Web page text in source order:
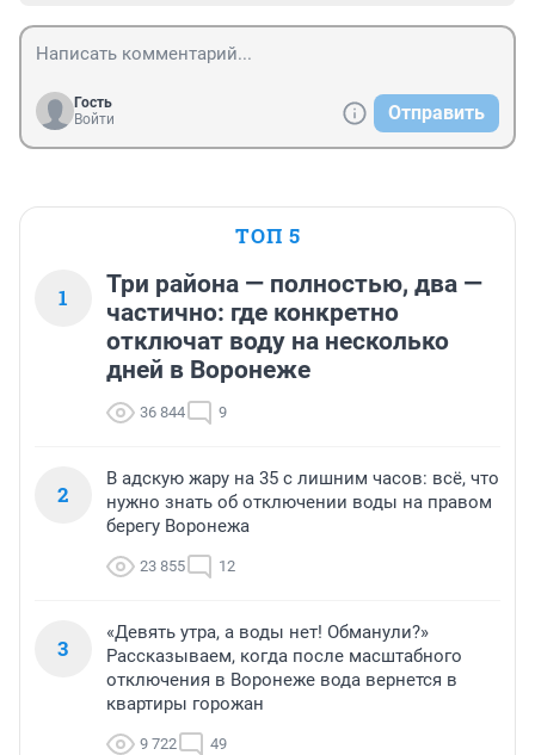
Гость
Войти
Отправить
ТОП 5
1
Три района — полностью, два —
частично: где конкретно
отключат воду на несколько
дней в Воронеже
36 844 9
2
В адскую жару на 35 с лишним часов: всё, что
нужно знать об отключении воды на правом
берегу Воронежа
23 855 12
3
«Девять утра, а воды нет! Обманули?»
Рассказываем, когда после масштабного
отключения в Воронеже вода вернется в
квартиры горожан
9 722 49